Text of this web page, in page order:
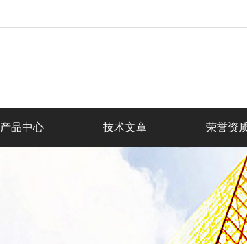
产品中心 技术文章 荣誉资